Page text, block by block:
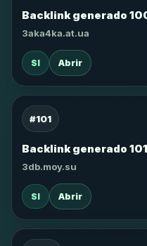
Backlink generado
3aka4ka.at.ua
SI Abrir
#101
Backlink generado 101
3db.moy.su
SI Abrir